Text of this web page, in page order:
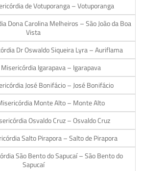
de Votuporanga – Votuporanga
Dona Carolina Melheiros – São João da Boa
Vista
Dr Oswaldo Siqueira Lyra – Auriflama
Igarapava – Igarapava
José Bonifácio – José Bonifácio
Monte Alto – Monte Alto
Osvaldo Cruz – Osvaldo Cruz
Salto Pirapora – Salto de Pirapora
São Bento do Sapucaí – São Bento do
Sapucaí